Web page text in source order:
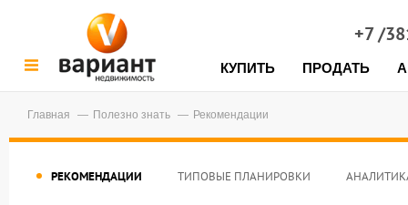
+7 /
КУПИТЬ ПРОДАТЬ
Главная Полезно знать Рекомендации
РЕКОМЕНДАЦИИ ТИПОВЫЕ ПЛАНИРОВКИ